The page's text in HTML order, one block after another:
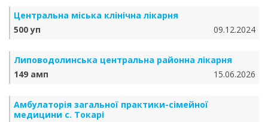
Центральна міська клінічна лікарня
500 уп
09.12.2024
Липоводолинська центральна районна лікарня
149 амп
15.06.2026
Амбулаторія загальної практики-сімейної
медицини с. Токарі